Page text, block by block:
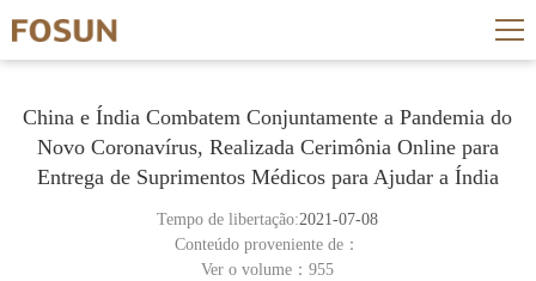
China e Índia Combatem Conjuntamente a Pandemia do
Novo Coronavírus, Realizada Cerimônia Online para
Entrega de Suprimentos Médicos para Ajudar a Índia
Tempo de libertação:2021-07-08
Conteúdo proveniente de：
Ver o volume：955